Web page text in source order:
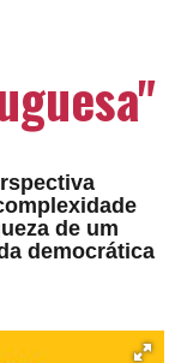
de um
democrática